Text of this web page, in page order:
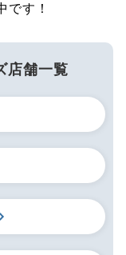
です！
店舗一覧